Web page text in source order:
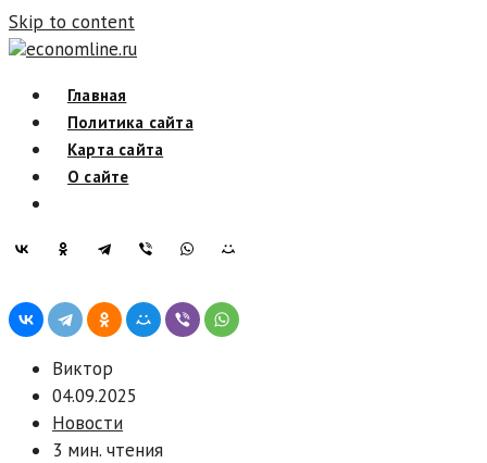
Skip to content
economline.ru
Главная
Политика сайта
Карта сайта
О сайте
Виктор
04.09.2025
Новости
3 мин. чтения